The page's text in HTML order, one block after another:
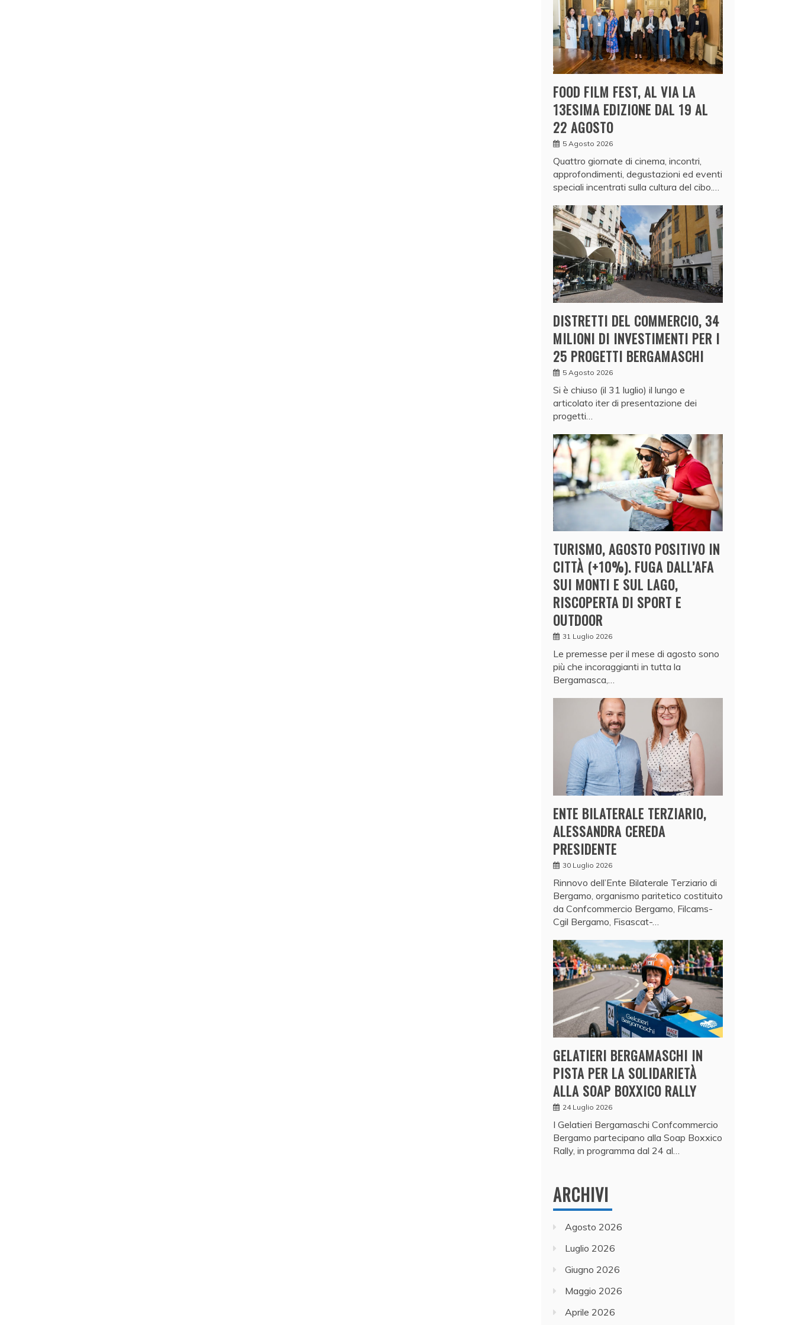
FOOD FILM FEST, AL VIA LA
13ESIMA EDIZIONE DAL 19 AL
22 AGOSTO
5 Agosto 2026
Quattro giornate di cinema, incontri,
approfondimenti, degustazioni ed eventi
speciali incentrati sulla cultura del cibo.…
DISTRETTI DEL COMMERCIO, 34
MILIONI DI INVESTIMENTI PER I
25 PROGETTI BERGAMASCHI
5 Agosto 2026
Si è chiuso (il 31 luglio) il lungo e
articolato iter di presentazione dei
progetti…
TURISMO, AGOSTO POSITIVO IN
CITTÀ (+10%). FUGA DALL’AFA
SUI MONTI E SUL LAGO,
RISCOPERTA DI SPORT E
OUTDOOR
31 Luglio 2026
Le premesse per il mese di agosto sono
più che incoraggianti in tutta la
Bergamasca,…
ENTE BILATERALE TERZIARIO,
ALESSANDRA CEREDA
PRESIDENTE
30 Luglio 2026
Rinnovo dell’Ente Bilaterale Terziario di
Bergamo, organismo paritetico costituito
da Confcommercio Bergamo, Filcams-
Cgil Bergamo, Fisascat-…
GELATIERI BERGAMASCHI IN
PISTA PER LA SOLIDARIETÀ
ALLA SOAP BOXXICO RALLY
24 Luglio 2026
I Gelatieri Bergamaschi Confcommercio
Bergamo partecipano alla Soap Boxxico
Rally, in programma dal 24 al…
ARCHIVI
Agosto 2026
Luglio 2026
Giugno 2026
Maggio 2026
Aprile 2026